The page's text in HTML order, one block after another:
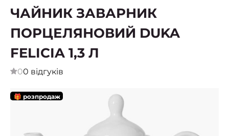
ЧАЙНИК ЗАВАРНИК
ПОРЦЕЛЯНОВИЙ DUKA
FELICIA 1,3 Л
00 відгуків
🎁 розпродаж